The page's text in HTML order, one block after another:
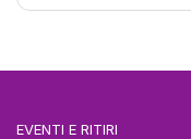
EVENTI E RITIRI